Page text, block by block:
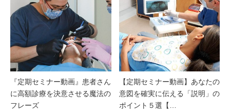
『定期セミナー動画』患者さん
に高額診療を決意させる魔法の
フレーズ
【定期セミナー動画】あなたの
意図を確実に伝える「説明」の
ポイント５選【…